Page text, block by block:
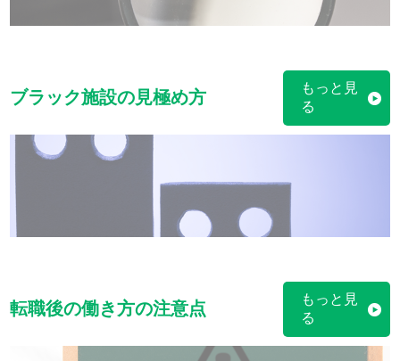
ブラック施設の見極め方
もっと見
る
転職後の働き方の注意点
もっと見
る